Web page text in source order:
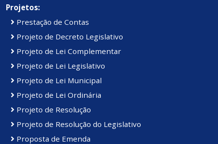
Projetos:
Prestação de Contas
Projeto de Decreto Legislativo
Projeto de Lei Complementar
Projeto de Lei Legislativo
Projeto de Lei Municipal
Projeto de Lei Ordinária
Projeto de Resolução
Projeto de Resolução do Legislativo
Proposta de Emenda